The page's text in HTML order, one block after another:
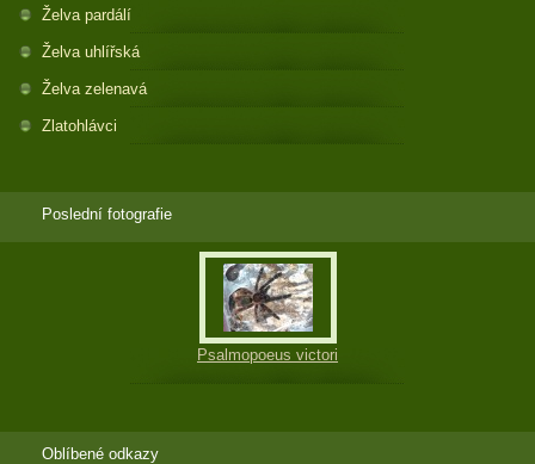
Želva pardálí
Želva uhlířská
Želva zelenavá
Zlatohlávci
Poslední fotografie
Psalmopoeus victori
Oblíbené odkazy